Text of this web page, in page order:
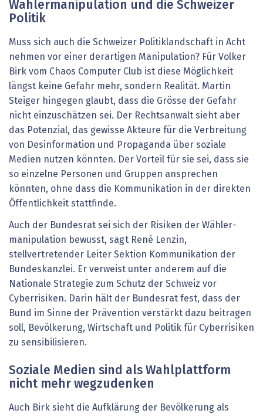
Wählermanipulation und die Schweizer
Politik
Muss sich auch die Schweizer Politiklandschaft in Acht
nehmen vor einer derartigen Manipulation? Für Volker
Birk vom Chaos Computer Club ist diese Möglichkeit
längst keine Gefahr mehr, sondern Realität. Martin
Steiger hingegen glaubt, dass die Grösse der Gefahr
nicht einzuschätzen sei. Der Rechtsanwalt sieht aber
das Potenzial, das gewisse Akteure für die Verbreitung
von Desinformation und Propaganda über soziale
Medien nutzen könnten. Der Vorteil für sie sei, dass sie
so einzelne Personen und Gruppen ansprechen
könnten, ohne dass die Kommunikation in der direkten
Öffentlichkeit stattfinde.
Auch der Bundesrat sei sich der Risiken der Wähler­
manipulation bewusst, sagt René Lenzin,
stellvertretender Leiter Sektion Kommunikation der
Bundeskanzlei. Er verweist unter anderem auf die
Nationale Strategie zum Schutz der Schweiz vor
Cyberrisiken. Darin hält der Bundesrat fest, dass der
Bund im Sinne der Prävention verstärkt dazu beitragen
soll, Bevölkerung, Wirtschaft und Politik für Cyberrisiken
zu sensibilisieren.
Soziale Medien sind als Wahlplattform
nicht mehr wegzudenken
Auch Birk sieht die Aufklärung der Bevölkerung als